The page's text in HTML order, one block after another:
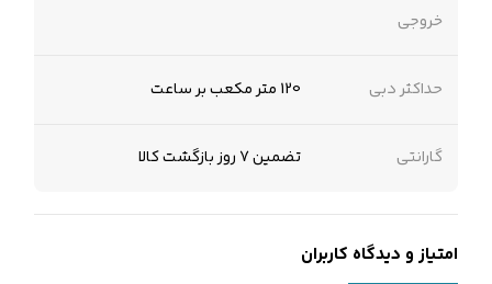
خروجی
حداکثر دبی 120 متر مکعب بر ساعت
گارانتی تضمین 7 روز بازگشت کالا
امتیاز و دیدگاه کاربران